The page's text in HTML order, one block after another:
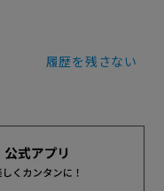
履歴を残さない